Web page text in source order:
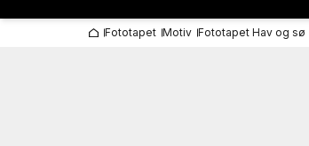
Fototapet Motiv Fototapet Hav og sø